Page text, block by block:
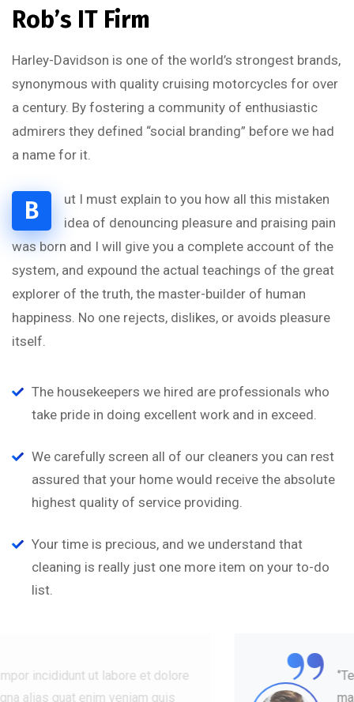
Rob’s IT Firm
Harley-Davidson is one of the world’s strongest brands,
synonymous with quality cruising motorcycles for over
a century. By fostering a community of enthusiastic
admirers they defined “social branding” before we had
a name for it.
B
ut I must explain to you how all this mistaken
idea of denouncing pleasure and praising pain
was born and I will give you a complete account of the
system, and expound the actual teachings of the great
explorer of the truth, the master-builder of human
happiness. No one rejects, dislikes, or avoids pleasure
itself.
The housekeepers we hired are professionals who
take pride in doing excellent work and in exceed.
We carefully screen all of our cleaners you can rest
assured that your home would receive the absolute
highest quality of service providing.
Your time is precious, and we understand that
cleaning is really just one more item on your to-do
list.
“
‘’Tempor incididunt ut labore et dolore
magna alias quat enim veniam quis